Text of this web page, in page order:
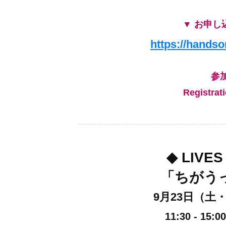
▼ お申し
https://
参
◆ LIVES
「ちが
9月23日（土
11:30 -